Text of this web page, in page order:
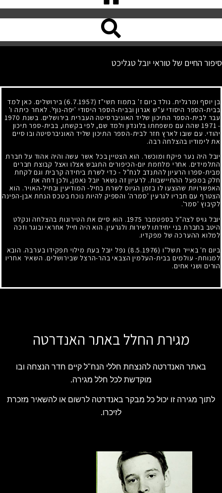
סיפור החיים של טוראי יובל טגליכט
בן יוסף ומרגלית. נולד ביום ז' בתמוז תשי"ז (6.7.1957)
בירושלים. כאן למד
בבית-הספר היסודי ע"ש אגרון ובבית-הספר היסודי 'יפה-נוף'. לאחר כיתה ו'
עבר לבית-הספר התיכון שליד האוניברסיטה העברית בירושלים. בשנת 1970
-
1971שהה עם משפחתו בלונדון ולמד שם, לפי בקשתו, בבית-ספר תיכון
יהודי. עם שובו לארץ חזר לבית-הספר התיכון שליד האוניברסיטה ובו סיים
את לימודיו בהצלחה רבה.
יובל היה נער פיקח ומוכשר. הוא הצטיין בכל אשר עשה והיה אהוד על חברת
התלמידים. אחרי מלחמת יום-הכיפורים התגבש אצלו ואצל קבוצת חברים
מבית-ספרו הרעיון להתנדב לנח"ל - כדי לשרת ביחידה קרבית וגם לקחת
חלק במפעל ההתיישבות. לרעיון זה נשאר יובל נאמן, ולכן דחה את
האפשרויות שהוצעו לו בזמן הגיוס לשרת בחיל- המודיעין ובחיל-האויר. הוא
הצטרף עם חבריו לגרעין 'סמרה' והספיק להיות נוכח בטכס הנחת אבן-הפינה
לקיבוץ 'סמר'.
יובל גויס לצה"ל בספטמבר 1975. הוא סיים את הטירונות בהצלחה ונקלט
היטב בחברת בני יחידתו לשירות ולגרעין. הוא היה חייל אחראי ובוגר וזכה
למלוא ההערכה של מפקדיו.
ביום ח' באייר תשל"ו (8.5.1976)
נפל יובל בעת מילוי תפקידו בערבה. הובא
למנוחת- עולמים בבית-העלמין הצבאי בהר-הרצל שבירושלים. השאיר אחריו
הורים ושני אחים.
מגירת החלל באתר האנדרטה
באתר האנדרטה להנצחת חללי הנח"ל קיים חדר הנצחה ובו
מוקדשת לכל חלל מגירה.
לתוך מגירה זו יכול כל מבקר באנדרטה לרשום או להשאיר מזכרת
לזיכרו.